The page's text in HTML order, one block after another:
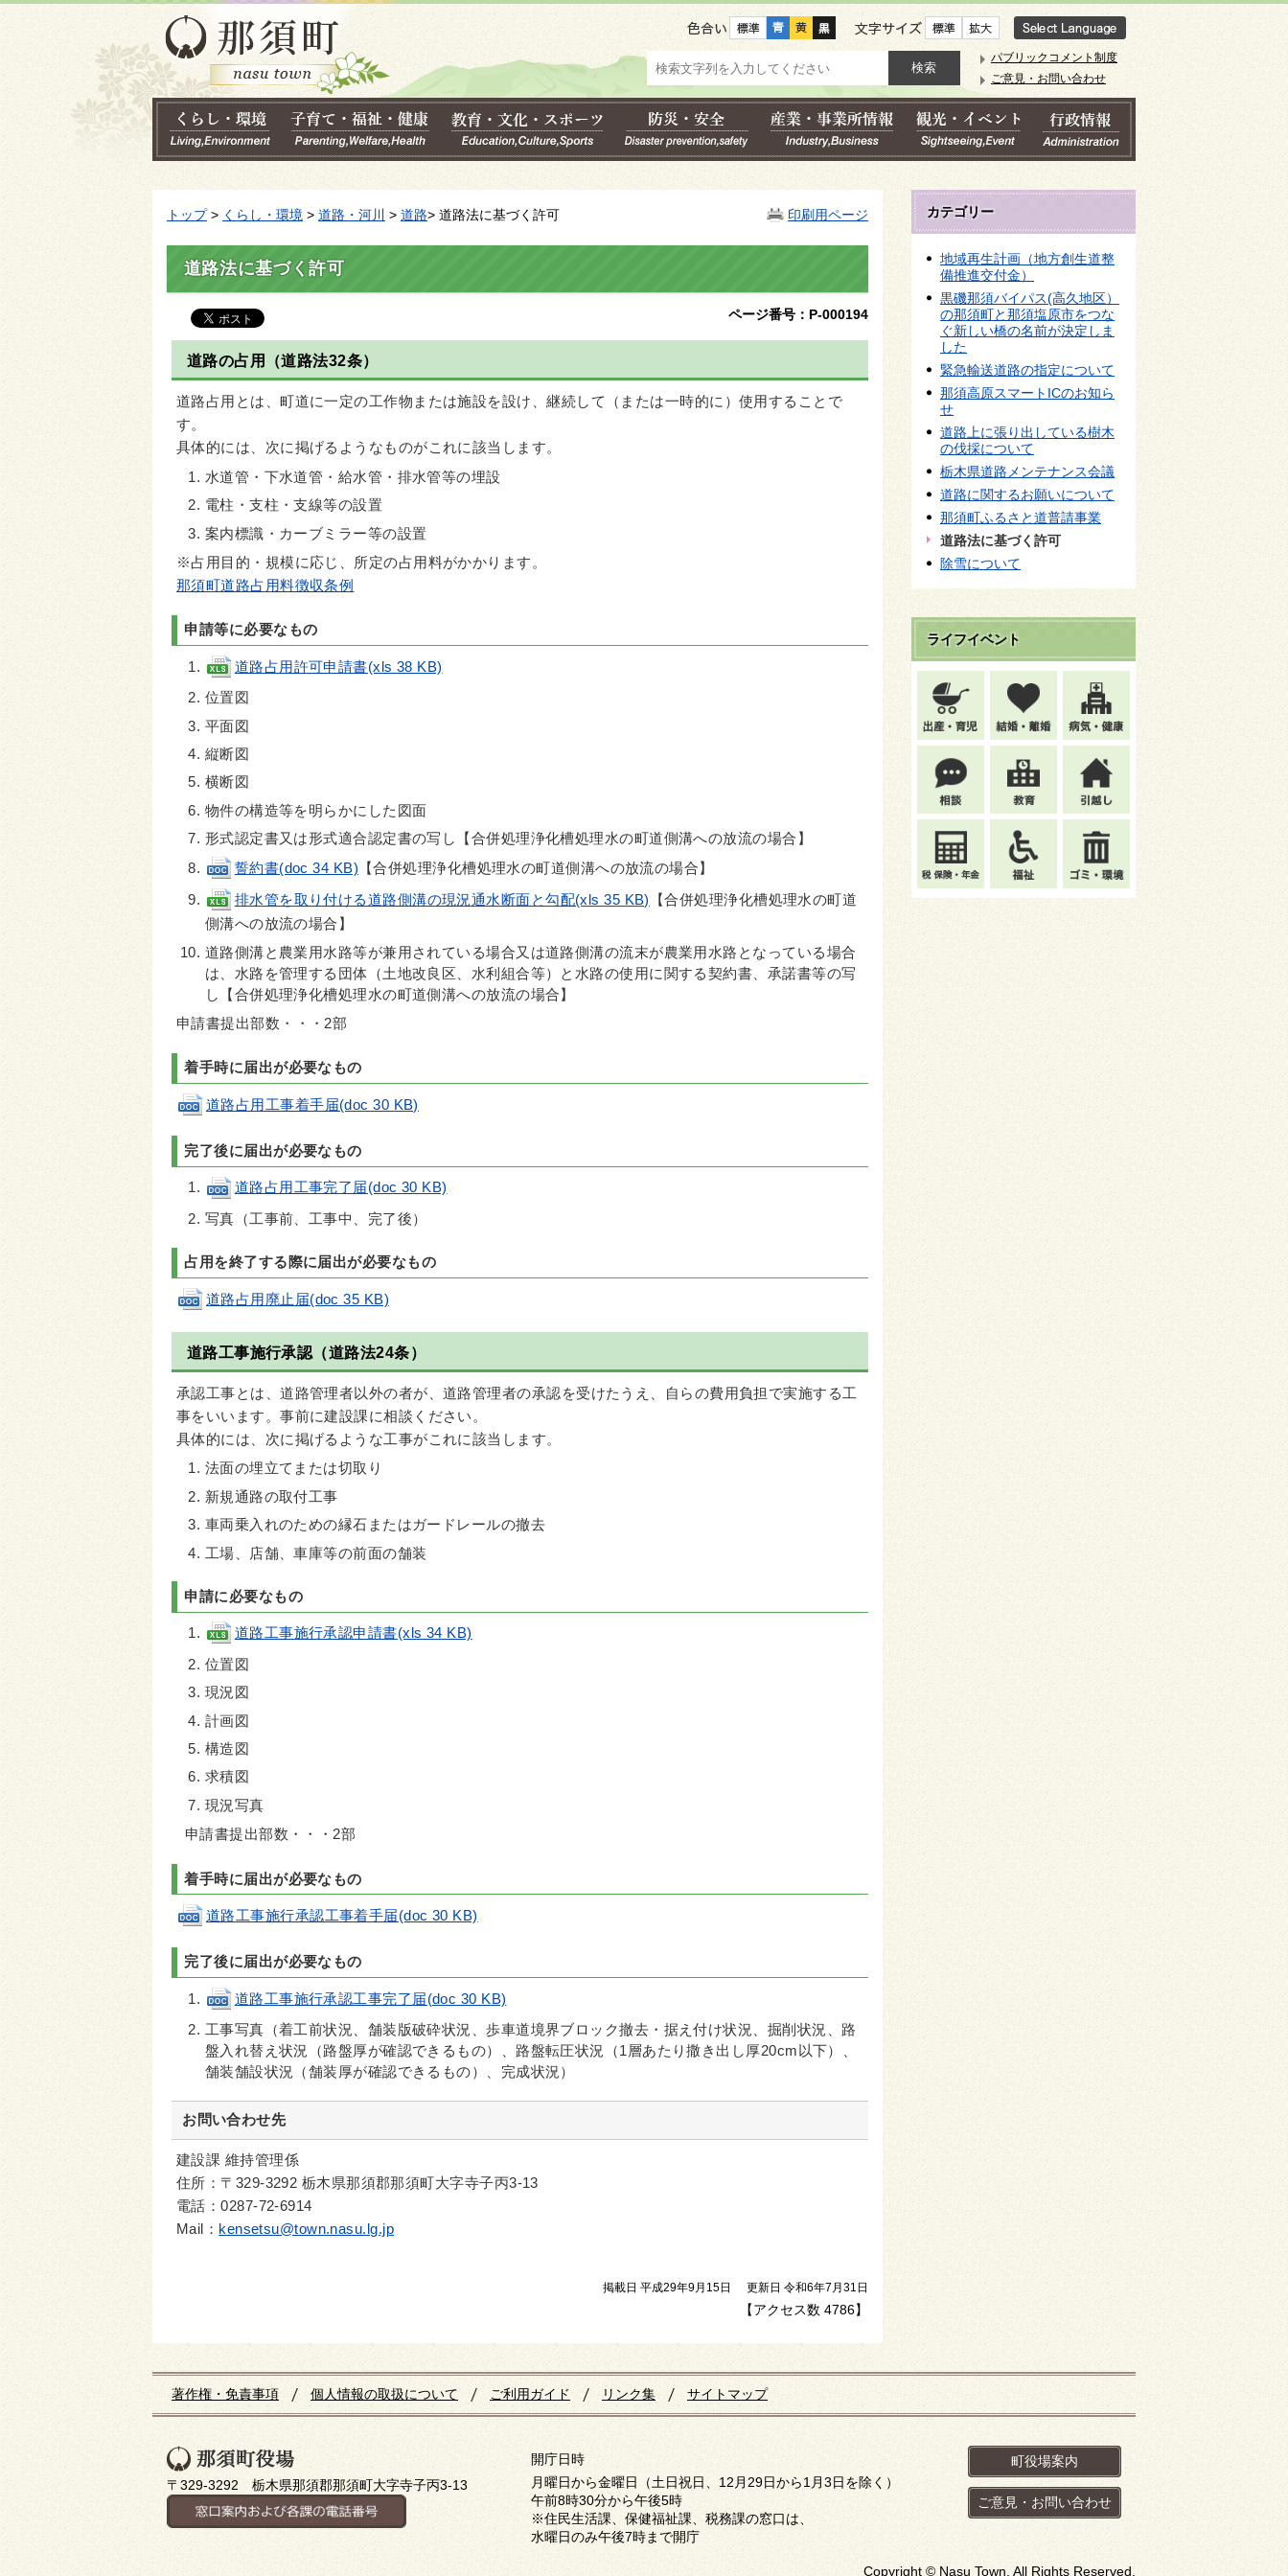
色合い 文字サイズ
パブリックコメント制度
ご意見・お問い合わせ
印刷用ページ
トップ> くらし・環境 > 道路・河川 > 道路> 道路法に基づく許可
道路法に基づく許可
ページ番号：P-000194
道路の占用（道路法32条）
道路占用とは、町道に一定の工作物または施設を設け、継続して（または一時的に）使用することで
す。
具体的には、次に掲げるようなものがこれに該当します。
水道管・下水道管・給水管・排水管等の埋設
電柱・支柱・支線等の設置
案内標識・カーブミラー等の設置
※占用目的・規模に応じ、所定の占用料がかかります。
那須町道路占用料徴収条例
申請等に必要なもの
道路占用許可申請書(xls 38 KB)
位置図
平面図
縦断図
横断図
物件の構造等を明らかにした図面
形式認定書又は形式適合認定書の写し【合併処理浄化槽処理水の町道側溝への放流の場合】
誓約書(doc 34 KB) 【合併処理浄化槽処理水の町道側溝への放流の場合】
排水管を取り付ける道路側溝の現況通水断面と勾配(xls 35 KB)
【合併処理浄化槽処理水の町道
側溝への放流の場合】
道路側溝と農業用水路等が兼用されている場合又は道路側溝の流末が農業用水路となっている場合
は、水路を管理する団体（土地改良区、水利組合等）と水路の使用に関する契約書、承諾書等の写
し【合併処理浄化槽処理水の町道側溝への放流の場合】
申請書提出部数・・・2部
着手時に届出が必要なもの
道路占用工事着手届(doc 30 KB)
完了後に届出が必要なもの
道路占用工事完了届(doc 30 KB)
写真（工事前、工事中、完了後）
占用を終了する際に届出が必要なもの
道路占用廃止届(doc 35 KB)
道路工事施行承認（道路法24条）
承認工事とは、道路管理者以外の者が、道路管理者の承認を受けたうえ、自らの費用負担で実施する工
事をいいます。事前に建設課に相談ください。
具体的には、次に掲げるような工事がこれに該当します。
法面の埋立てまたは切取り
新規通路の取付工事
車両乗入れのための縁石またはガードレールの撤去
工場、店舗、車庫等の前面の舗装
申請に必要なもの
道路工事施行承認申請書(xls 34 KB)
位置図
現況図
計画図
構造図
求積図
現況写真
申請書提出部数・・・2部
着手時に届出が必要なもの
道路工事施行承認工事着手届(doc 30 KB)
完了後に届出が必要なもの
道路工事施行承認工事完了届(doc 30 KB)
工事写真（着工前状況、舗装版破砕状況、歩車道境界ブロック撤去・据え付け状況、掘削状況、路
盤入れ替え状況（路盤厚が確認できるもの）、路盤転圧状況（1層あたり撒き出し厚20cm以下）、
舗装舗設状況（舗装厚が確認できるもの）、完成状況）
お問い合わせ先
建設課 維持管理係
住所：〒329-3292 栃木県那須郡那須町大字寺子丙3-13
電話：0287-72-6914
Mail： kensetsu@town.nasu.lg.jp
掲載日 平成29年9月15日 更新日 令和6年7月31日
【アクセス数 4786】
カテゴリー
地域再生計画（地方創生道整
備推進交付金）
黒磯那須バイパス(高久地区）
の那須町と那須塩原市をつな
ぐ新しい橋の名前が決定しま
した
緊急輸送道路の指定について
那須高原スマートICのお知ら
せ
道路上に張り出している樹木
の伐採について
栃木県道路メンテナンス会議
道路に関するお願いについて
那須町ふるさと道普請事業
道路法に基づく許可
除雪について
ライフイベント
著作権・免責事項 個人情報の取扱について ご利用ガイド リンク集 サイトマップ
〒329-3292 栃木県那須郡那須町大字寺子丙3-13
開庁日時
月曜日から金曜日（土日祝日、12月29日から1月3日を除く）
午前8時30分から午後5時
※住民生活課、保健福祉課、税務課の窓口は、
水曜日のみ午後7時まで開庁
町役場案内
ご意見・お問い合わせ
Copyright © Nasu Town. All Rights Reserved.